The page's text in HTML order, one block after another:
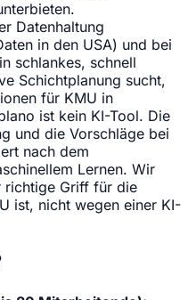
Datenhaltung
in den USA) und bei
schlankes, schnell
Schichtplanung sucht,
für KMU in
ist kein KI-Tool. Die
und die Vorschläge bei
nach dem
Lernen. Wir
richtige Griff für die
ist, nicht wegen einer KI-